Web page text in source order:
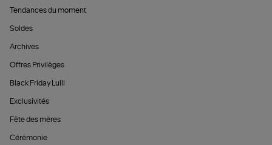
Tendances du moment
Soldes
Archives
Offres Privilèges
Black Friday Lulli
Exclusivités
Fête des mères
Cérémonie